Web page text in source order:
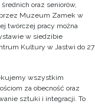
oraz seniorów,
Muzeum Zamek w
twórczej pracy można
w siedzibie
Kultury w Jastwi do 27
wszystkim
za obecność oraz
sztuki i integracji. To